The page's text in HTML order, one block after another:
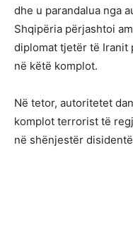
dhe u parandalua nga
Shqipëria përjashtoi
diplomat tjetër të Iranit
në këtë komplot.
Në tetor, autoritetet
komplot terrorist të
në shënjestër